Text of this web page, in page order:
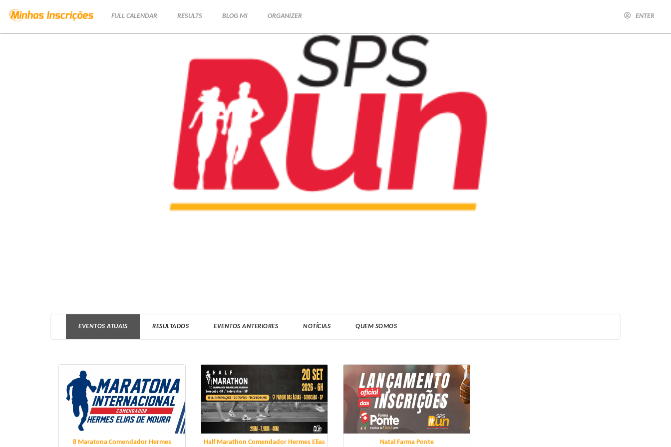
FULL CALENDAR RESULTS BLOG MI ORGANIZER ENTER
EVENTOS ATUAIS(current)RESULTADOS EVENTOS ANTERIORES NOTÍCIAS QUEM SOMOS
8 Maratona Comendador Hermes
Half Marathon Comendador Hermes Elias
Natal Farma Ponte